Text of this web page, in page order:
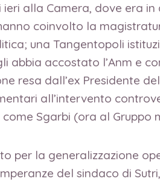
alla Camera, dove era
coinvolto la
una Tangentopoli
abbia accostato l’Anm e
resa dall’ex Presidente
all’intervento
Sgarbi (ora al Gruppo
per la generalizzazione
del sindaco di